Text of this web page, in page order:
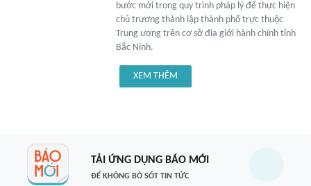
bước mới trong quy trình pháp lý để thực hiện
chủ trương thành lập thành phố trực thuộc
Trung ương trên cơ sở địa giới hành chính tỉnh
Bắc Ninh.
XEM THÊM
TẢI ỨNG DỤNG BÁO MỚI
ĐỂ KHÔNG BỎ SÓT TIN TỨC